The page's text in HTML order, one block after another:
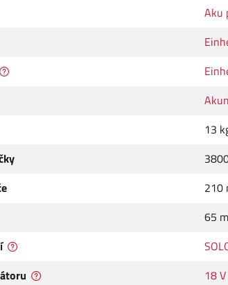
Aku
13
210
65
18 V